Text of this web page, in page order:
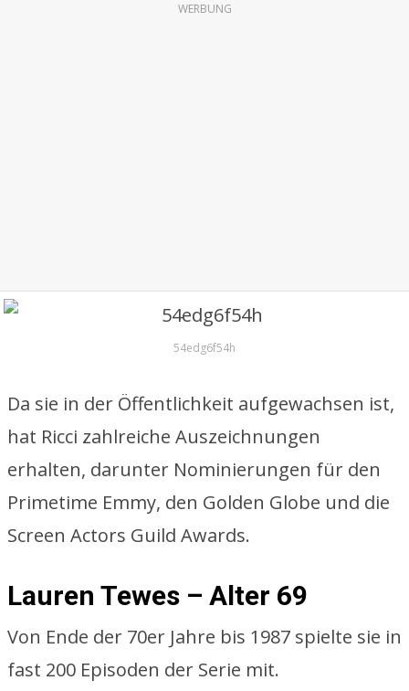
WERBUNG
54edg6f54h
Da sie in der Öffentlichkeit aufgewachsen ist,
hat Ricci zahlreiche Auszeichnungen
erhalten, darunter Nominierungen für den
Primetime Emmy, den Golden Globe und die
Screen Actors Guild Awards.
Lauren Tewes – Alter 69
Von Ende der 70er Jahre bis 1987 spielte sie in
fast 200 Episoden der Serie mit.